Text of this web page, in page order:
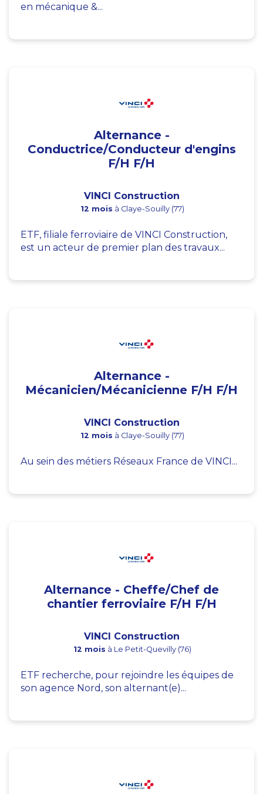
en mécanique &...
Alternance -
Conductrice/Conducteur d'engins
F/H F/H
VINCI Construction
12 mois à Claye-Souilly (77)
ETF, filiale ferroviaire de VINCI Construction,
est un acteur de premier plan des travaux...
Alternance -
Mécanicien/Mécanicienne F/H F/H
VINCI Construction
12 mois à Claye-Souilly (77)
Au sein des métiers Réseaux France de VINCI...
Alternance - Cheffe/Chef de
chantier ferroviaire F/H F/H
VINCI Construction
12 mois à Le Petit-Quevilly (76)
ETF recherche, pour rejoindre les équipes de
son agence Nord, son alternant(e)...